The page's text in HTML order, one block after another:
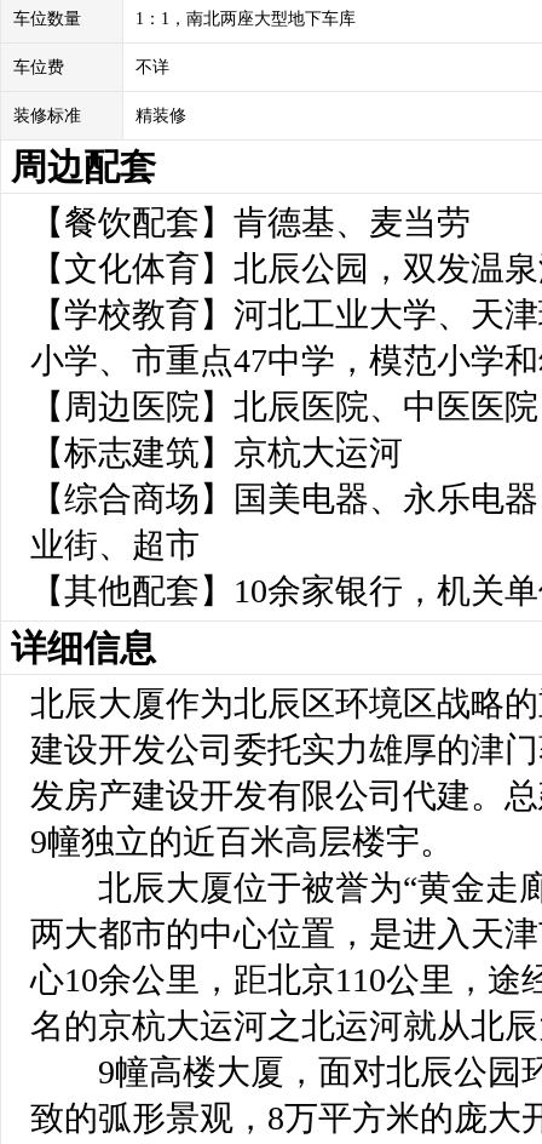
车位数量 1：1，南北两座大型地下车库
车位费 不详
装修标准 精装修
周边配套
【餐饮配套】肯德基、麦当劳
【文化体育】北辰公园，双发温
【学校教育】河北工业大学、天
小学、市重点47中学，模范小学
【周边医院】北辰医院、中医医院
【标志建筑】京杭大运河
【综合商场】国美电器、永乐电
业街、超市
【其他配套】10余家银行，机关
详细信息
北辰大厦作为北辰区环境区战略
建设开发公司委托实力雄厚的津
发房产建设开发有限公司代建。
9幢独立的近百米高层楼宇。
北辰大厦位于被誉为“黄金走
两大都市的中心位置，是进入天
心10余公里，距北京110公里，途
名的京杭大运河之北运河就从北
9幢高楼大厦，面对北辰公园
致的弧形景观，8万平方米的庞大